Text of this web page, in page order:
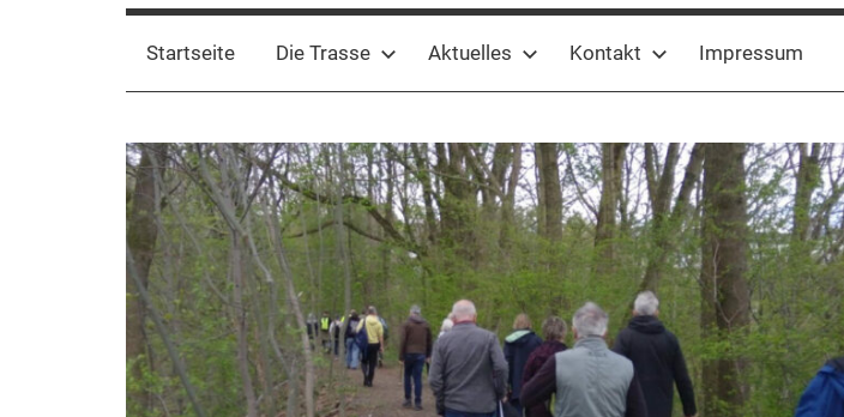
Startseite Die Trasse Aktuelles Kontakt Impressum